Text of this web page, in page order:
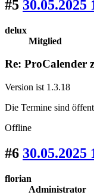
#5 30.05.2025
delux
Mitglied
Re: ProCalender
Version ist 1.3.18
Die Termine sind
Offline
#6 30.05.2025
florian
Administrator